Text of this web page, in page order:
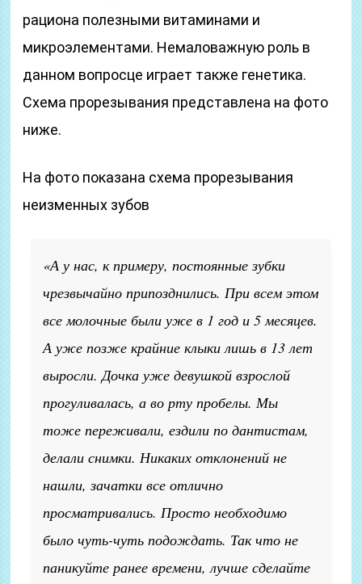
рациона полезными витаминами и
микроэлементами. Немаловажную роль в
данном вопросце играет также генетика.
Схема прорезывания представлена на фото
ниже.
На фото показана схема прорезывания
неизменных зубов
«А у нас, к примеру, постоянные зубки
чрезвычайно припозднились. При всем этом
все молочные были уже в 1 год и 5 месяцев.
А уже позже крайние клыки лишь в 13 лет
выросли. Дочка уже девушкой взрослой
прогуливалась, а во рту пробелы. Мы
тоже переживали, ездили по дантистам,
делали снимки. Никаких отклонений не
нашли, зачатки все отлично
просматривались. Просто необходимо
было чуть-чуть подождать. Так что не
паникуйте ранее времени, лучше сделайте